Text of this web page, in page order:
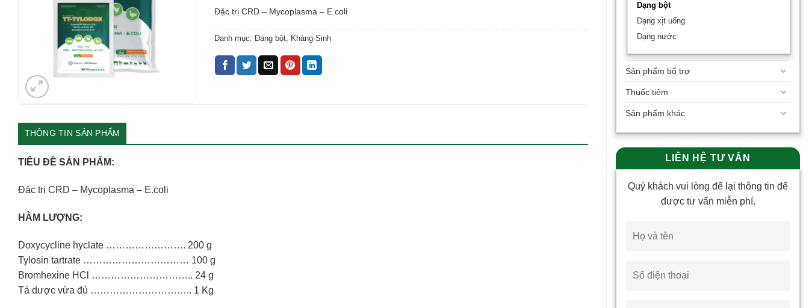
Dạng bột
Dạng xịt uống
Dạng nước
Sản phẩm bổ trợ
Thuốc tiêm
Sản phẩm khác
LIÊN HỆ TƯ VẤN
Quý khách vui lòng để lại thông tin để
được tư vấn miễn phí.
Đặc trị CRD – Mycoplasma – E.coli
Danh mục: Dạng bột, Kháng Sinh
THÔNG TIN SẢN PHẨM
TIÊU ĐỀ SẢN PHẨM:
Đặc trị CRD – Mycoplasma – E.coli
HÀM LƯỢNG:
Doxycycline hyclate ……………………. 200 g
Tylosin tartrate …………………………… 100 g
Bromhexine HCl ………………………….. 24 g
Tá dược vừa đủ ………………………….. 1 Kg